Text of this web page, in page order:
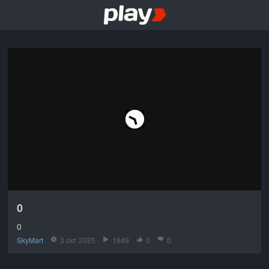
0
0
SkyMart 3 окт 2025 1849 0 0